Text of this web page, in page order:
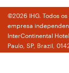
©2026 IHG. Todos
empresa
InterContinental
Paulo, SP, Brazil,